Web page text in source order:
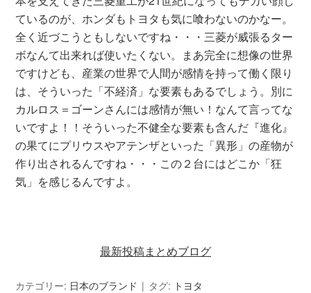
ているのが、ホンダもトヨタも気に喰わないのかなー。
全く近づこうともしないですね・・・三菱が威張るター
ボなんて出来れば使いたくない。まあ完全に想像の世界
ですけども、産業の世界で人間が感情を持って働く限り
は、そういった「不経済」な要素もあるでしょう。別に
カルロス＝ゴーンさんには感情が無い！なんて言ってな
いですよ！！そういった不健全な要素も含んだ『進化』
の果てにプリウスやアテンザといった「異形」の産物が
作り出されるんですね・・・この２台にはどこか「狂
気」を感じるんですよ。
最新投稿まとめブログ
カテゴリー: 日本のブランド タグ: トヨタ